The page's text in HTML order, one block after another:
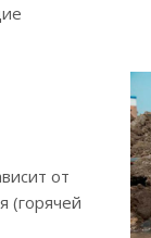
от
(горячей